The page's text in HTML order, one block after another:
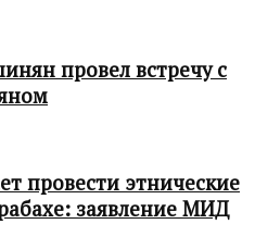
провел встречу с
провести этнические
заявление МИД